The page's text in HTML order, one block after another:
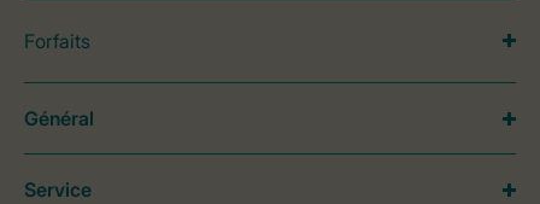
Forfaits
Général
Service